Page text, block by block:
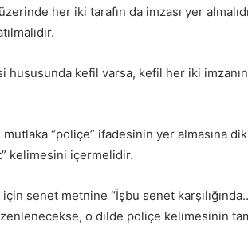
her iki tarafın da imzası yer
hususunda kefil varsa, kefil her iki
“poliçe” ifadesinin yer almasına
kelimesini içermelidir.
için senet metnine “İşbu senet
o dilde poliçe kelimesinin tam